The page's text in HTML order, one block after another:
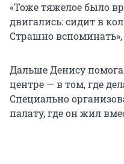
«Тоже тяжелое было
двигались: сидит в
Страшно вспоминать»,
Дальше Денису
центре — в том, где
Специально
палату, где он жил